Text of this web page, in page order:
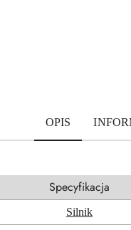
OPIS
Specyfikacja
Silnik